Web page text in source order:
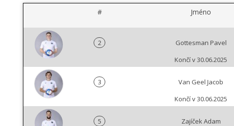
# Jméno
2
Gottesman Pavel
Končí v 30.06.2025
3
Van Geel Jacob
Končí v 30.06.2025
5
Zajíček Adam